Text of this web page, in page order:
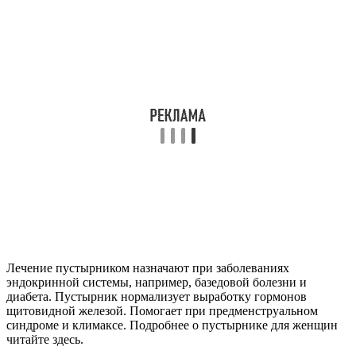
Лечение пустырником назначают при заболеваниях
эндокринной системы, например, базедовой болезни и
диабета. Пустырник нормализует выработку гормонов
щитовидной железой. Помогает при предменструальном
синдроме и климаксе. Подробнее о пустырнике для женщин
читайте здесь.